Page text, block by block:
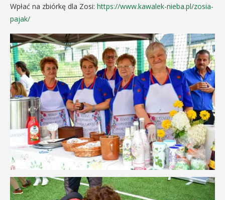
Wpłać na zbiórkę dla Zosi: https://www.kawalek-nieba.pl/zosia-
pajak/